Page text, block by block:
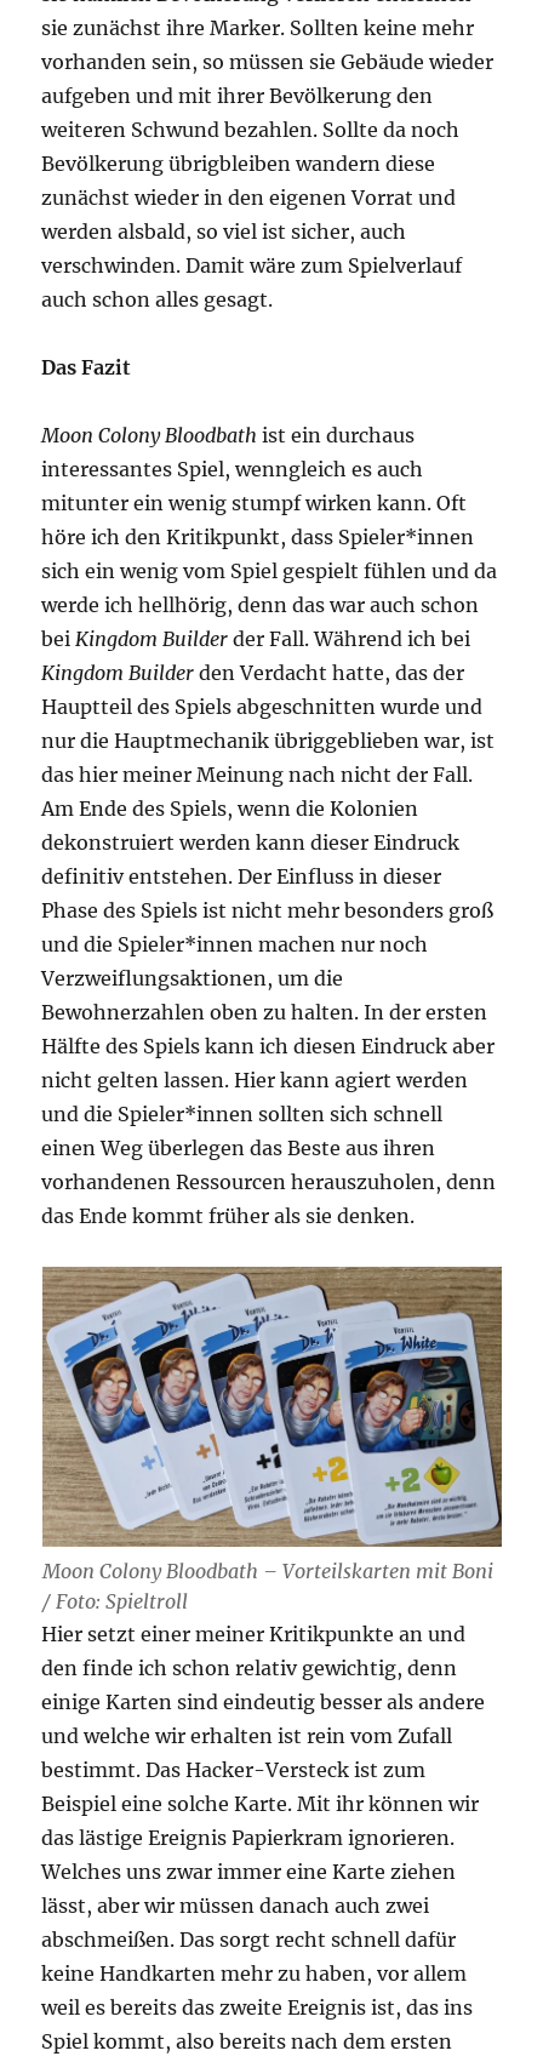
sie zunächst ihre Marker. Sollten keine mehr
vorhanden sein, so müssen sie Gebäude wieder
aufgeben und mit ihrer Bevölkerung den
weiteren Schwund bezahlen. Sollte da noch
Bevölkerung übrigbleiben wandern diese
zunächst wieder in den eigenen Vorrat und
werden alsbald, so viel ist sicher, auch
verschwinden. Damit wäre zum Spielverlauf
auch schon alles gesagt.
Das Fazit
Moon Colony Bloodbath ist ein durchaus
interessantes Spiel, wenngleich es auch
mitunter ein wenig stumpf wirken kann. Oft
höre ich den Kritikpunkt, dass Spieler*innen
sich ein wenig vom Spiel gespielt fühlen und da
werde ich hellhörig, denn das war auch schon
bei Kingdom Builder der Fall. Während ich bei
Kingdom Builder den Verdacht hatte, das der
Hauptteil des Spiels abgeschnitten wurde und
nur die Hauptmechanik übriggeblieben war, ist
das hier meiner Meinung nach nicht der Fall.
Am Ende des Spiels, wenn die Kolonien
dekonstruiert werden kann dieser Eindruck
definitiv entstehen. Der Einfluss in dieser
Phase des Spiels ist nicht mehr besonders groß
und die Spieler*innen machen nur noch
Verzweiflungsaktionen, um die
Bewohnerzahlen oben zu halten. In der ersten
Hälfte des Spiels kann ich diesen Eindruck aber
nicht gelten lassen. Hier kann agiert werden
und die Spieler*innen sollten sich schnell
einen Weg überlegen das Beste aus ihren
vorhandenen Ressourcen herauszuholen, denn
das Ende kommt früher als sie denken.
Moon Colony Bloodbath – Vorteilskarten mit Boni
/ Foto: Spieltroll
Hier setzt einer meiner Kritikpunkte an und
den finde ich schon relativ gewichtig, denn
einige Karten sind eindeutig besser als andere
und welche wir erhalten ist rein vom Zufall
bestimmt. Das Hacker-Versteck ist zum
Beispiel eine solche Karte. Mit ihr können wir
das lästige Ereignis Papierkram ignorieren.
Welches uns zwar immer eine Karte ziehen
lässt, aber wir müssen danach auch zwei
abschmeißen. Das sorgt recht schnell dafür
keine Handkarten mehr zu haben, vor allem
weil es bereits das zweite Ereignis ist, das ins
Spiel kommt, also bereits nach dem ersten